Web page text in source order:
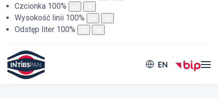
Czcionka 100%
Wysokość linii 100%
Odstęp liter 100%
EN